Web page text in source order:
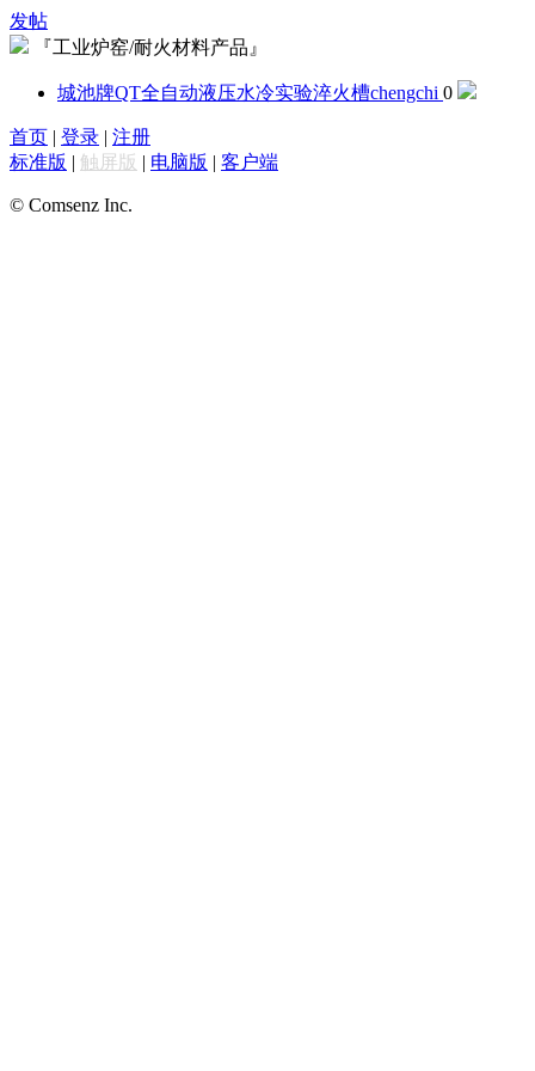
发帖
『工业炉窑/耐火材料产品』
城池牌QT全自动液压水冷实验淬火槽chengchi 0
首页 | 登录 | 注册
标准版 | 触屏版 | 电脑版 | 客户端
© Comsenz Inc.